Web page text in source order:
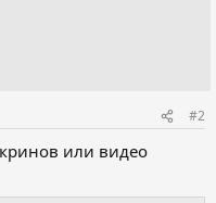
#2
или видео